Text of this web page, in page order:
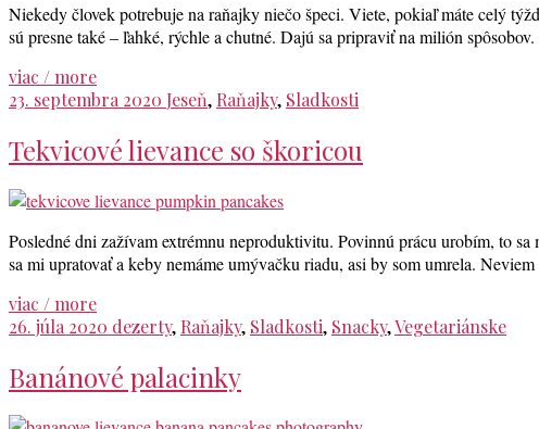
Niekedy človek potrebuje na raňajky niečo špeci. Viete, pokiaľ máte celý
sú presne také – ľahké, rýchle a chutné. Dajú sa pripraviť na milión
viac / more
23. septembra 2020 Jeseň, Raňajky, Sladkosti
Tekvicové lievance so škoricou
Posledné dni zažívam extrémnu neproduktivitu. Povinnú prácu urobím, to
sa mi upratovať a keby nemáme umývačku riadu, asi by som umrela.
viac / more
26. júla 2020 dezerty, Raňajky, Sladkosti, Snacky,Vegetariánske
Banánové palacinky